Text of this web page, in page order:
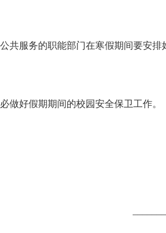
共服务的职能部门在寒假期间要安
做好假期期间的校园安全保卫工作。